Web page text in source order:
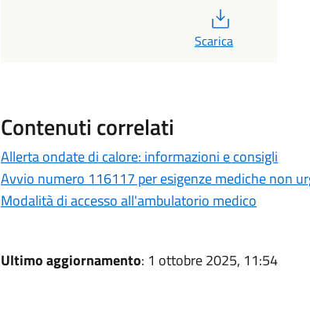
Scarica
Contenuti correlati
Allerta ondate di calore: informazioni e consigli
Avvio numero 116117 per esigenze mediche non
Modalità di accesso all'ambulatorio medico
Ultimo aggiornamento: 1 ottobre 2025, 11:54